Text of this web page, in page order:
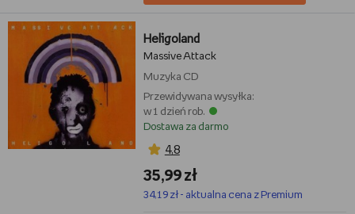
Heligoland
Massive Attack
Muzyka CD
Przewidywana wysyłka:
w 1 dzień rob.
Dostawa za darmo
4,8
35,99 zł
34,19 zł - aktualna cena z Premium